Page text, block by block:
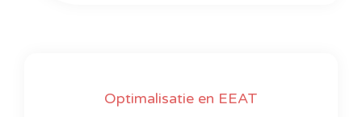
Optimalisatie en EEAT